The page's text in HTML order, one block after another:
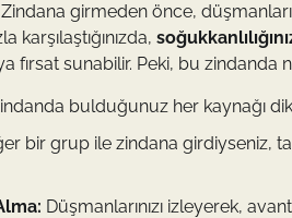
Zindana girmeden önce,
karşılaştığınızda,
fırsat sunabilir. Peki, bu zindanda
bulduğunuz her kaynağı
bir grup ile zindana girdiyseniz,
Düşmanlarınızı izleyerek,